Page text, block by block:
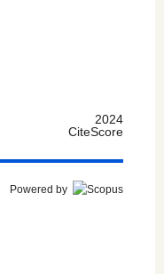
2024
CiteScore
Powered by